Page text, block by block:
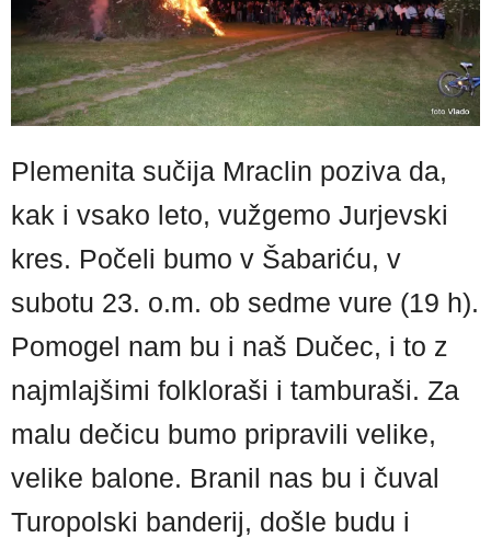
Plemenita sučija Mraclin poziva da,
kak i vsako leto, vužgemo Jurjevski
kres. Počeli bumo v Šabariću, v
subotu 23. o.m. ob sedme vure (19 h).
Pomogel nam bu i naš Dučec, i to z
najmlajšimi folkloraši i tamburaši. Za
malu dečicu bumo pripravili velike,
velike balone. Branil nas bu i čuval
Turopolski banderij, došle budu i